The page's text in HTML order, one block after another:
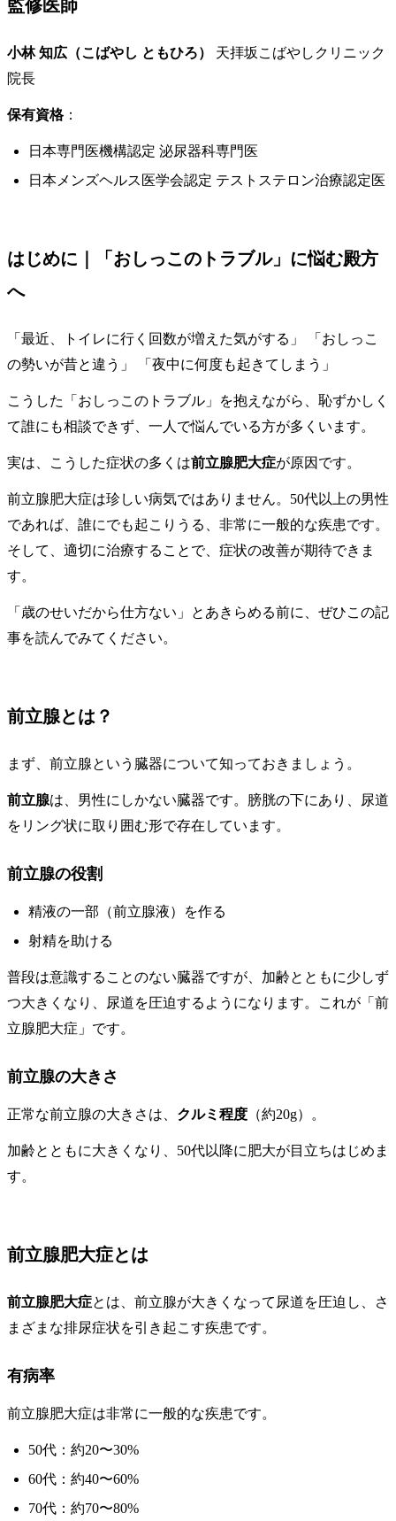
監修医師
小林 知広（こばやし ともひろ）
天拝坂こばやしクリニック
院長
保有資格：
日本専門医機構認定 泌尿器科専門医
日本メンズヘルス医学会認定 テストステロン治療認定医
はじめに｜「おしっこのトラブル」に悩む殿方
へ
「最近、トイレに行く回数が増えた気がする」 「おしっこ
の勢いが昔と違う」 「夜中に何度も起きてしまう」
こうした「おしっこのトラブル」を抱えながら、恥ずかしく
て誰にも相談できず、一人で悩んでいる方が多くいます。
実は、こうした症状の多くは前立腺肥大症が原因です。
前立腺肥大症は珍しい病気ではありません。50代以上の男性
であれば、誰にでも起こりうる、非常に一般的な疾患です。
そして、適切に治療することで、症状の改善が期待できま
す。
「歳のせいだから仕方ない」とあきらめる前に、ぜひこの記
事を読んでみてください。
前立腺とは？
まず、前立腺という臓器について知っておきましょう。
前立腺は、男性にしかない臓器です。膀胱の下にあり、尿道
をリング状に取り囲む形で存在しています。
前立腺の役割
精液の一部（前立腺液）を作る
射精を助ける
普段は意識することのない臓器ですが、加齢とともに少しず
つ大きくなり、尿道を圧迫するようになります。これが「前
立腺肥大症」です。
前立腺の大きさ
正常な前立腺の大きさは、 クルミ程度 （約20g）。
加齢とともに大きくなり、50代以降に肥大が目立ちはじめま
す。
前立腺肥大症とは
前立腺肥大症とは、前立腺が大きくなって尿道を圧迫し、さ
まざまな排尿症状を引き起こす疾患です。
有病率
前立腺肥大症は非常に一般的な疾患です。
50代：約20〜30%
60代：約40〜60%
70代：約70〜80%